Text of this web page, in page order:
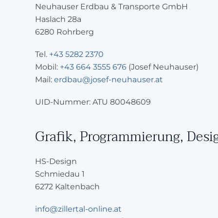
Neuhauser Erdbau & Transporte GmbH
Haslach 28a
6280 Rohrberg
Tel. +43 5282 2370
Mobil: +43 664 3555 676 (Josef Neuhauser)
Mail: erdbau@josef-neuhauser.at
UID-Nummer: ATU 80048609
Grafik, Programmierung,
HS-Design
Schmiedau 1
6272 Kaltenbach
info@zillertal-online.at